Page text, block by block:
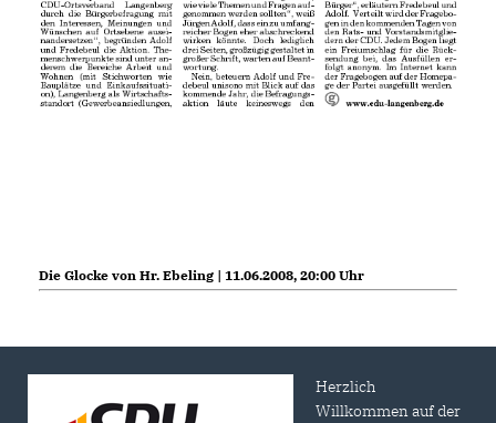
Die Glocke von Hr. Ebeling | 11.06.2008, 20:00 Uhr
Herzlich
Willkommen auf der